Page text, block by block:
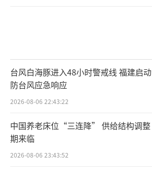
台风白海豚进入48小时警戒线 福建启动
防台风应急响应
2026-08-06 22:43:22
中国养老床位“三连降” 供给结构调整
期来临
2026-08-06 23:43:52